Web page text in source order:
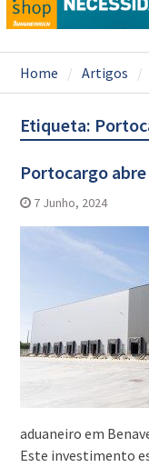
Home Artigos
Etiqueta:
Portocargo
7 Junho, 2024
aduaneiro em
Este investimento